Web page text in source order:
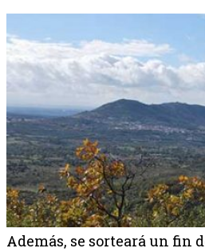
Además, se sorteará un fin